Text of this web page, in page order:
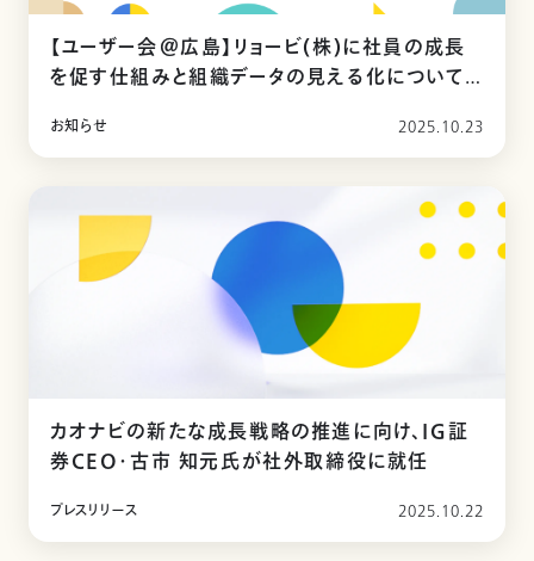
【ユーザー会＠広島】リョービ(株)に社員の成長
を促す仕組みと組織データの見える化について
お知らせ 2025.10.23
カオナビの新たな成長戦略の推進に向け、IG証
券CEO・古市 知元氏が社外取締役に就任
プレスリリース 2025.10.22